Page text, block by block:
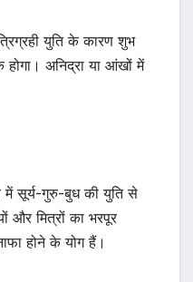
युति के कारण शुभ
होगा। अनिद्रा या आंखों में
में सूर्य-गुरु-बुध की युति से
और मित्रों का भरपूर
होने के योग हैं।